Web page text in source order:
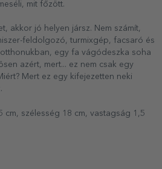
mit főzött.
akkor jó helyen jársz. Nem számít,
feldolgozó, turmixgép, facsaró és
egy fa vágódeszka soha
azért, mert... ez nem csak egy
Mert ez egy kifejezetten neki
cm, szélesség 18 cm, vastagság 1,5